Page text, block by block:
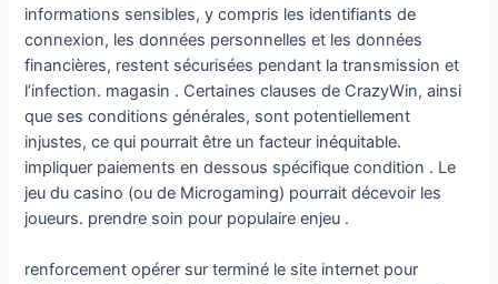
informations sensibles, y compris les identifiants de
connexion, les données personnelles et les données
financières, restent sécurisées pendant la transmission et
l’infection. magasin . Certaines clauses de CrazyWin, ainsi
que ses conditions générales, sont potentiellement
injustes, ce qui pourrait être un facteur inéquitable.
impliquer paiements en dessous spécifique condition . Le
jeu du casino (ou de Microgaming) pourrait décevoir les
joueurs. prendre soin pour populaire enjeu .
renforcement opérer sur terminé le site internet pour